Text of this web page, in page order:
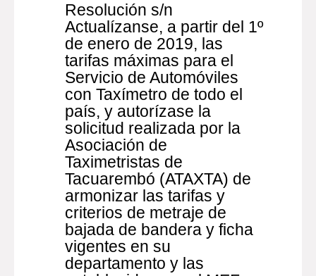
Resolución s/n
Actualízanse, a partir del 1º
de enero de 2019, las
tarifas máximas para el
Servicio de Automóviles
con Taxímetro de todo el
país, y autorízase la
solicitud realizada por la
Asociación de
Taximetristas de
Tacuarembó (ATAXTA) de
armonizar las tarifas y
criterios de metraje de
bajada de bandera y ficha
vigentes en su
departamento y las